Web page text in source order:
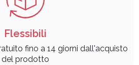
Flessibili
fino a 14 giorni dall'acquisto
del prodotto